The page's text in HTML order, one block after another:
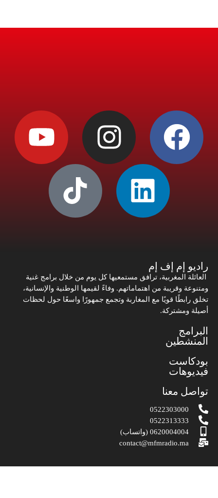
راديو إم إف إم
العائلة المغربية، ترافق مستمعيها كل يوم من خلال برامج غنية
ومتنوعة وقريبة من اهتماماتهم. وفاءً لقيمها الوطنية والإنسانية،
تخلق رابطًا قويًا مع المغاربة وتجمع جمهورًا واسعًا حول لحظات
أصيلة ومشتركة.
البرامج
المنشطين
بودكاست
فيديوهات
تواصل معنا
0522303000
0522313333
0620004004 (واتساب)
contact@mfmradio.ma